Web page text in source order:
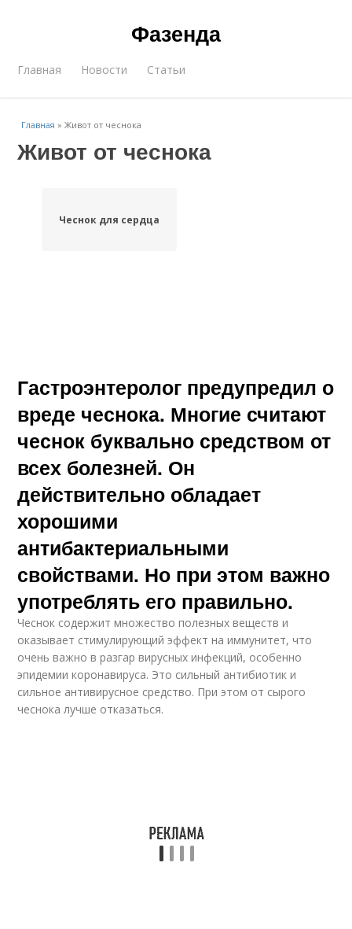
Фазенда
Главная Новости Статьи
Главная »Живот от чеснока
Живот от чеснока
Чеснок для сердца
Гастроэнтеролог предупредил о
вреде чеснока. Многие считают
чеснок буквально средством от
всех болезней. Он
действительно обладает
хорошими
антибактериальными
свойствами. Но при этом важно
употреблять его правильно.
Чеснок содержит множество полезных веществ и
оказывает стимулирующий эффект на иммунитет, что
очень важно в разгар вирусных инфекций, особенно
эпидемии коронавируса. Это сильный антибиотик и
сильное антивирусное средство. При этом от сырого
чеснока лучше отказаться.